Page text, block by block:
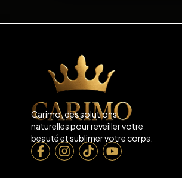
Carimo, des solutions
naturelles pour reveiller votre
beauté et sublimer votre corps.